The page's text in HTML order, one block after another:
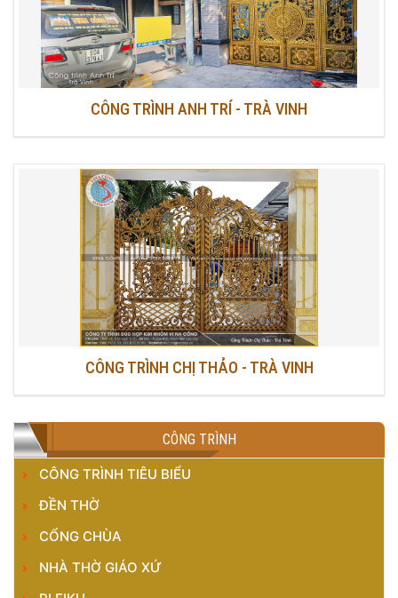
CÔNG TRÌNH ANH TRÍ - TRÀ VINH
CÔNG TRÌNH CHỊ THẢO - TRÀ VINH
CÔNG TRÌNH
CÔNG TRÌNH TIÊU BIỂU
ĐỀN THỜ
CỔNG CHÙA
NHÀ THỜ GIÁO XỨ